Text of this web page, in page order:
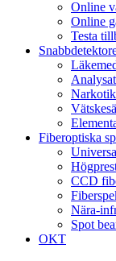
Online
Online
Testa
Fiberoptiska
CCD
Nära-
Spot
OKT